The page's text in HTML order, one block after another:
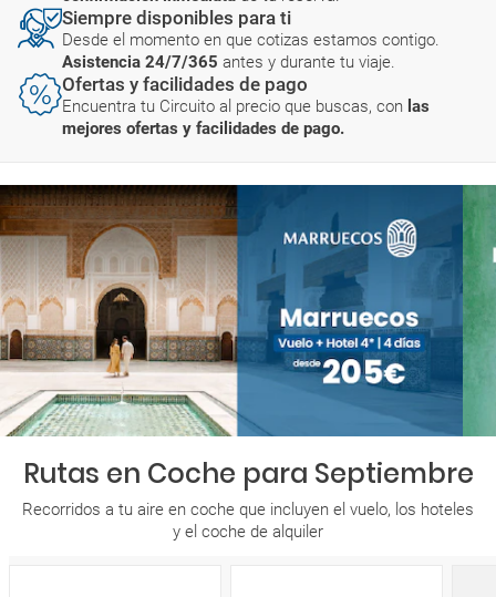
Siempre disponibles para ti
Desde el momento en que cotizas estamos contigo.
Asistencia 24/7/365 antes y durante tu viaje.
Ofertas y facilidades de pago
Encuentra tu Circuito al precio que buscas, con las
mejores ofertas y facilidades de pago.
Rutas en Coche para Septiembre
Recorridos a tu aire en coche que incluyen el vuelo, los hoteles
y el coche de alquiler